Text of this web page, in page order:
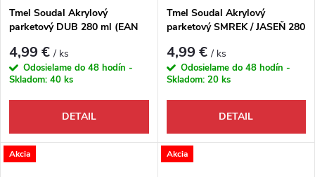
Tmel Soudal Akrylový
parketový DUB 280 ml (EAN
4,99 €/ ks
Odosielame do 48 hodín -
Skladom: 40 ks
DETAIL
Tmel Soudal Akrylový
parketový SMREK / JASEŇ 280
4,99 €/ ks
Odosielame do 48 hodín -
Skladom: 20 ks
DETAIL
Akcia Akcia